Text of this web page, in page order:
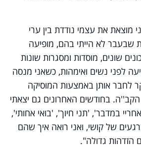
מוצאת את עצמי נודדת בין ערי
שבעבר לא הייתי בהם, מופיעה
שונים, מוסדות ומסגרות שונות
לפני נשים ואימהות, כשאני מנסה
לחבר אותן באמצעות המוסיקה
בחודשים האחרונים גם יצאתי
במדבר', 'תני חיוך', 'בואי אחותי',
של קושי, ואני רואה איך שהם
הזדהות גדולה".